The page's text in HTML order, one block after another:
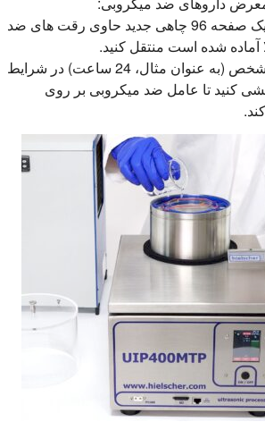
درب گیره را به یک صفحه 96 چاهی جدید حاوی رقت های ضد
آماده شده است منتقل کنید.
برای یک دوره مشخص (به عنوان مثال، 24 ساعت) در شرایط
کنید تا عامل ضد میکروبی بر روی